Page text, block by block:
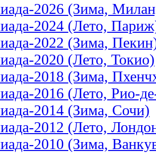
2026 (Зима,
2024 (Лето,
2022 (Зима,
2020 (Лето, Токио)
2018 (Зима,
2016 (Лето, Рио-
2014 (Зима, Сочи)
2012 (Лето,
2010 (Зима,